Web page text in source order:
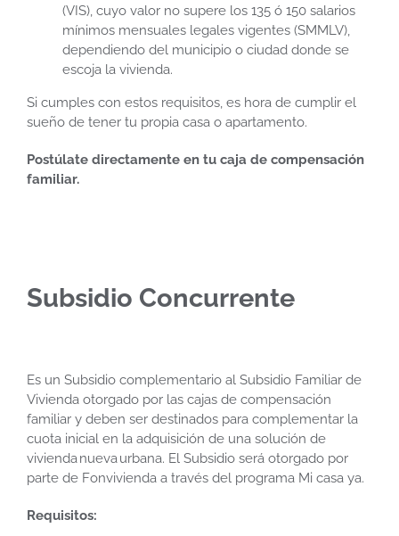
(VIS), cuyo valor no supere los 135 ó 150 salarios
mínimos mensuales legales vigentes (SMMLV),
dependiendo del municipio o ciudad donde se
escoja la vivienda.
Si cumples con estos requisitos, es hora de cumplir el
sueño de tener tu propia casa o apartamento.
Postúlate directamente en tu caja de compensación
familiar.
Subsidio Concurrente
Es un Subsidio complementario al Subsidio Familiar de
Vivienda otorgado por las cajas de compensación
familiar y deben ser destinados para complementar la
cuota inicial en la adquisición de una solución de
vivienda nueva urbana. El Subsidio será otorgado por
parte de Fonvivienda a través del programa Mi casa ya.
Requisitos: